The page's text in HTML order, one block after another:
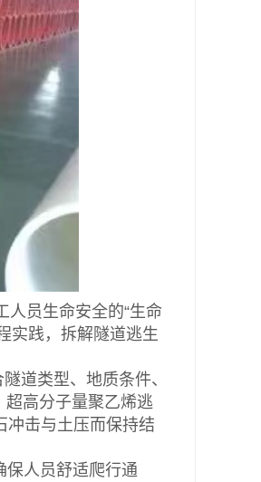
员生命安全的“生命
实践，拆解隧道逃生
道类型、地质条件、
高分子量聚乙烯逃
冲击与土压而保持结
人员舒适爬行通